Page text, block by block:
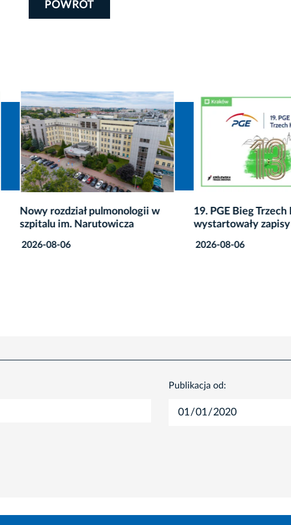
POWRÓT
Nowy rozdział pulmonologii w
szpitalu im. Narutowicza
2026-08-06
19. PGE Bieg Trzech
wystartowały zapisy
2026-08-06
Publikacja od: